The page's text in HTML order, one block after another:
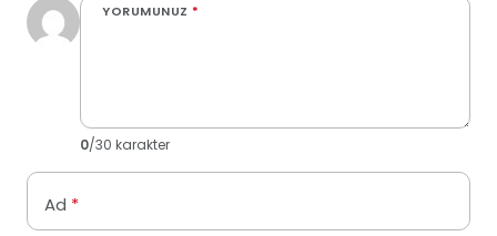
YORUMUNUZ *
0/30 karakter
Ad *